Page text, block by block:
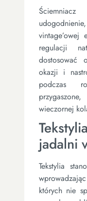
Ściemniacz
vintage’owej
regulacji
dostosować
okazji i
podczas
wieczornej
jadalni
Tekstylia
których nie